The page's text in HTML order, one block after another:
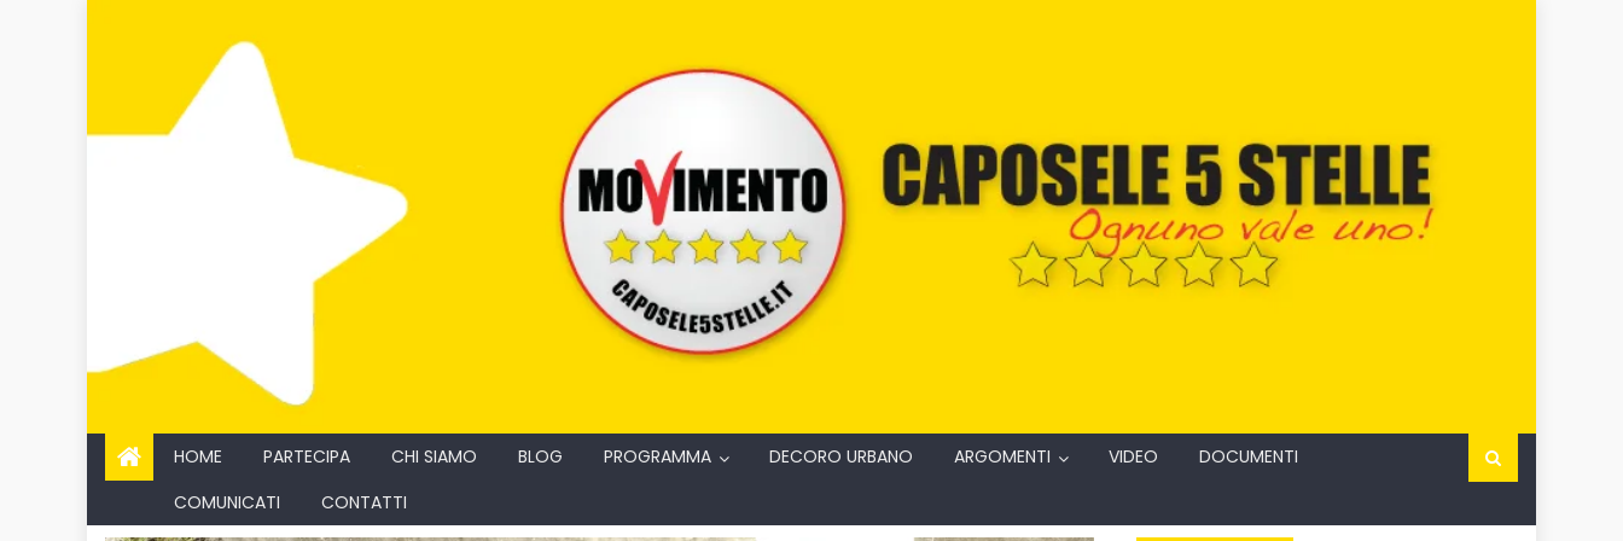
HOME PARTECIPA CHI SIAMO BLOG PROGRAMMA DECORO URBANO ARGOMENTI VIDEO
DOCUMENTI
COMUNICATI
CONTATTI